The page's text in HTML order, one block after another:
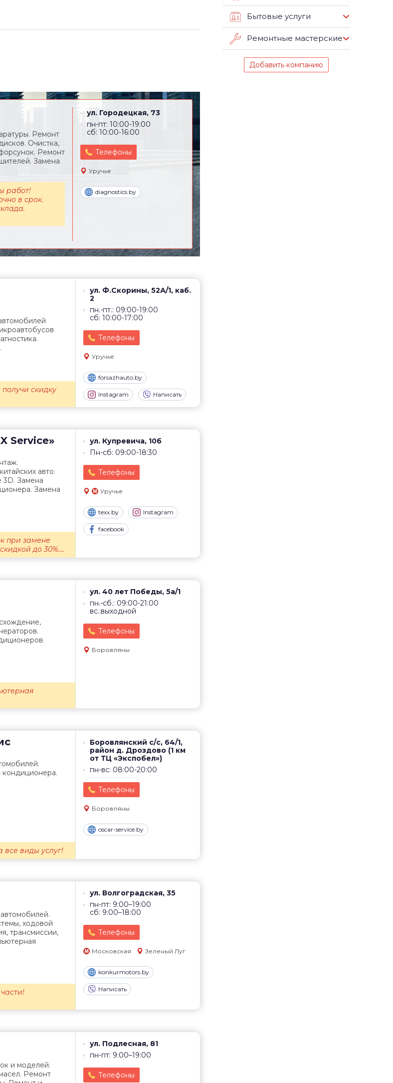
ул. Городецкая, 73
пн-пт: 10:00-19:00
сб: 10:00-16:00
Телефоны
Уручье
diagnostics.by
Ремонт
Очистка,
Ремонт
Замена
работ!
в срок.
ул. Ф.Скорины, 52А/1, каб.
2
пн.-пт.: 09:00-19:00
сб: 10:00-17:00
Телефоны
Уручье
forsazhauto.by
Instagram Написать
скидку
Service»
ул. Купревича, 10б
Пн-сб: 09:00-18:30
Телефоны
Уручье
texx.by Instagram
facebook
авто.
3D. Замена
Замена
при замене
до 30%....
ул. 40 лет Победы, 5а/1
пн.-сб.: 09:00-21:00
вс.:выходной
Телефоны
Боровляны
Боровлянский с/с, 64/1,
район д. Дроздово (1 км
от ТЦ «Экспобел»)
пн-вс: 08:00-20:00
Телефоны
Боровляны
oscar-service.by
кондиционера.
все виды услуг!
ул. Волгоградская, 35
пн-пт: 9:00–19:00
сб: 9:00–18:00
Телефоны
Московская Зеленый Луг
konkurmotors.by
Написать
ходовой
трансмиссии,
ул. Подлесная, 81
пн-пт: 9:00–19:00
Телефоны
и моделей.
Ремонт
Бытовые услуги
Ремонтные мастерские
Добавить компанию